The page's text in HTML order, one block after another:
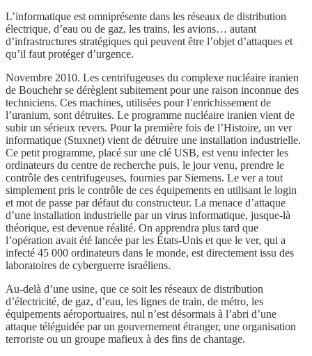
L’informatique est omniprésente dans les réseaux de distribution
électrique, d’eau ou de gaz, les trains, les avions… autant
d’infrastructures stratégiques qui peuvent être l’objet d’attaques et
qu’il faut protéger d’urgence.
Novembre 2010. Les centrifugeuses du complexe nucléaire iranien
de Bouchehr se dérèglent subitement pour une raison inconnue des
techniciens. Ces machines, utilisées pour l’enrichissement de
l’uranium, sont détruites. Le programme nucléaire iranien vient de
subir un sérieux revers. Pour la première fois de l’Histoire, un ver
informatique (Stuxnet) vient de détruire une installation industrielle.
Ce petit programme, placé sur une clé USB, est venu infecter les
ordinateurs du centre de recherche puis, le jour venu, prendre le
contrôle des centrifugeuses, fournies par Siemens. Le ver a tout
simplement pris le contrôle de ces équipements en utilisant le login
et mot de passe par défaut du constructeur. La menace d’attaque
d’une installation industrielle par un virus informatique, jusque-là
théorique, est devenue réalité. On apprendra plus tard que
l’opération avait été lancée par les États-Unis et que le ver, qui a
infecté 45 000 ordinateurs dans le monde, est directement issu des
laboratoires de cyberguerre israéliens.
Au-delà d’une usine, que ce soit les réseaux de distribution
d’électricité, de gaz, d’eau, les lignes de train, de métro, les
équipements aéroportuaires, nul n’est désormais à l’abri d’une
attaque téléguidée par un gouvernement étranger, une organisation
terroriste ou un groupe mafieux à des fins de chantage.